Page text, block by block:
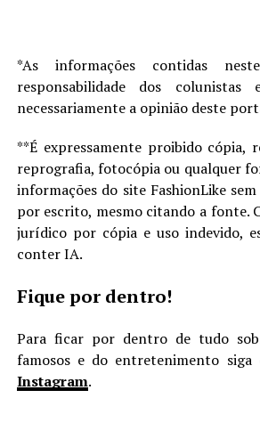
*As informações contidas
responsabilidade dos colunistas
necessariamente a opinião deste
**É expressamente proibido cópia,
reprografia, fotocópia ou qualquer
informações do site FashionLike
por escrito, mesmo citando a fonte.
jurídico por cópia e uso indevido,
conter IA.
Fique por dentro!
Para ficar por dentro de tudo
famosos e do entretenimento
Instagram.